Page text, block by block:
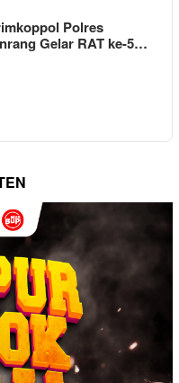
Polres
Gelar RAT ke-5…